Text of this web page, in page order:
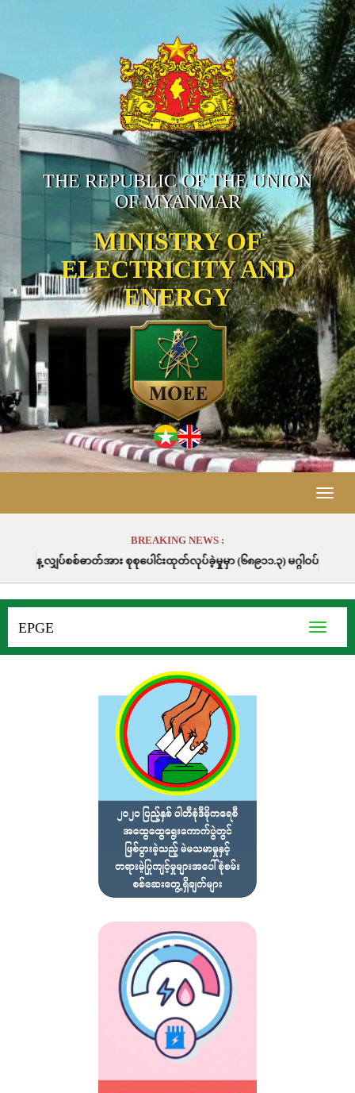
THE REPUBLIC OF THE UNION
OF MYANMAR
MINISTRY OF
ELECTRICITY AND
ENERGY
Toggle
BREAKING NEWS :
ား စုစုပေါင်းထုတ်လုပ်ခဲ့မှုမှာ (၆၈၉၁၁.၃) မဂ္ဂါဝပ်နာရီဖြစ်ပါသည်။
Toggle
EPGE